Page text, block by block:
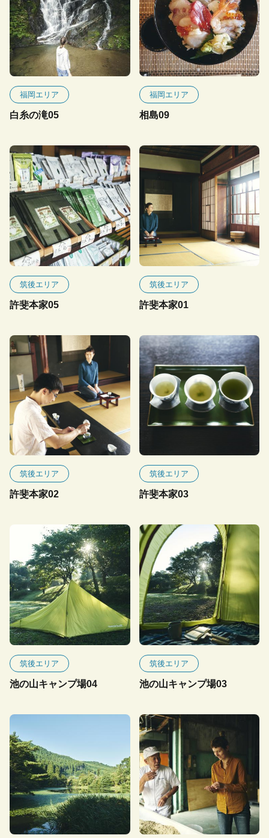
福岡エリア
白糸の滝05
福岡エリア
相島09
筑後エリア
許斐本家05
筑後エリア
許斐本家01
筑後エリア
許斐本家02
筑後エリア
許斐本家03
筑後エリア
池の山キャンプ場04
筑後エリア
池の山キャンプ場03